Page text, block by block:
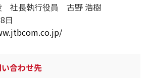
社長執行役員 古野 浩樹
日
合わせ先